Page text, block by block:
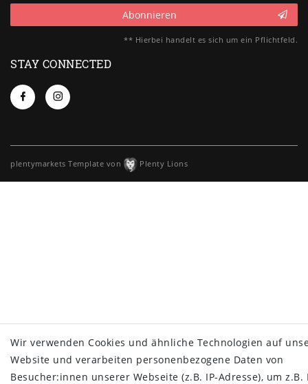
Abonnieren
** Hierbei handelt es sich um ein Pflichtfeld.
STAY CONNECTED
Wir verwenden Cookies und ähnliche Technologien auf
Website und verarbeiten personenbezogene Daten von
Besucher:innen unserer Webseite (z.B. IP-Adresse), um z.B.
plentymarkets Template von Plenty Lions